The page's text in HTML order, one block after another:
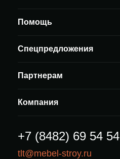
Помощь
Спецпредложения
Партнерам
Компания
+7 (8482) 69 54 54
tlt@mebel-stroy.ru